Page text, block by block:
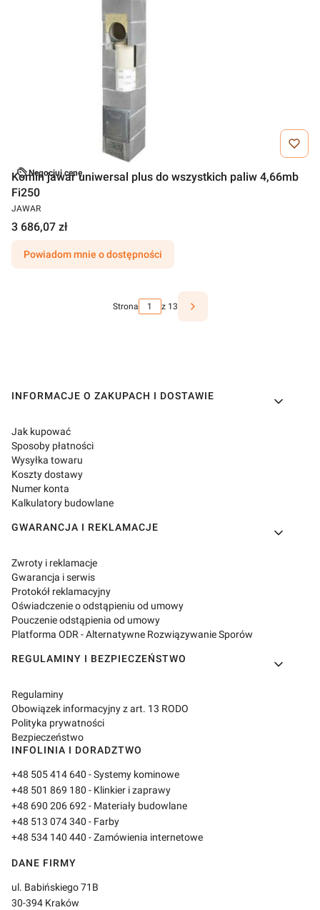
Negocjuj cenę
Komin jawar uniwersal plus do wszystkich paliw 4,66mb
Fi250
JAWAR
3 686,07 zł
Powiadom mnie o dostępności
Strona z 13
Linki w stopce
INFORMACJE O ZAKUPACH I DOSTAWIE
Jak kupować
Sposoby płatności
Wysyłka towaru
Koszty dostawy
Numer konta
Kalkulatory budowlane
GWARANCJA I REKLAMACJE
Zwroty i reklamacje
Gwarancja i serwis
Protokół reklamacyjny
Oświadczenie o odstąpieniu od umowy
Pouczenie odstąpienia od umowy
Platforma ODR - Alternatywne Rozwiązywanie Sporów
REGULAMINY I BEZPIECZEŃSTWO
Regulaminy
Obowiązek informacyjny z art. 13 RODO
Polityka prywatności
Bezpieczeństwo
INFOLINIA I DORADZTWO
+48 505 414 640 - Systemy kominowe
+48 501 869 180 - Klinkier i zaprawy
+48 690 206 692 - Materiały budowlane
+48 513 074 340 - Farby
+48 534 140 440 - Zamówienia internetowe
DANE FIRMY
ul. Babińskiego 71B
30-394 Kraków